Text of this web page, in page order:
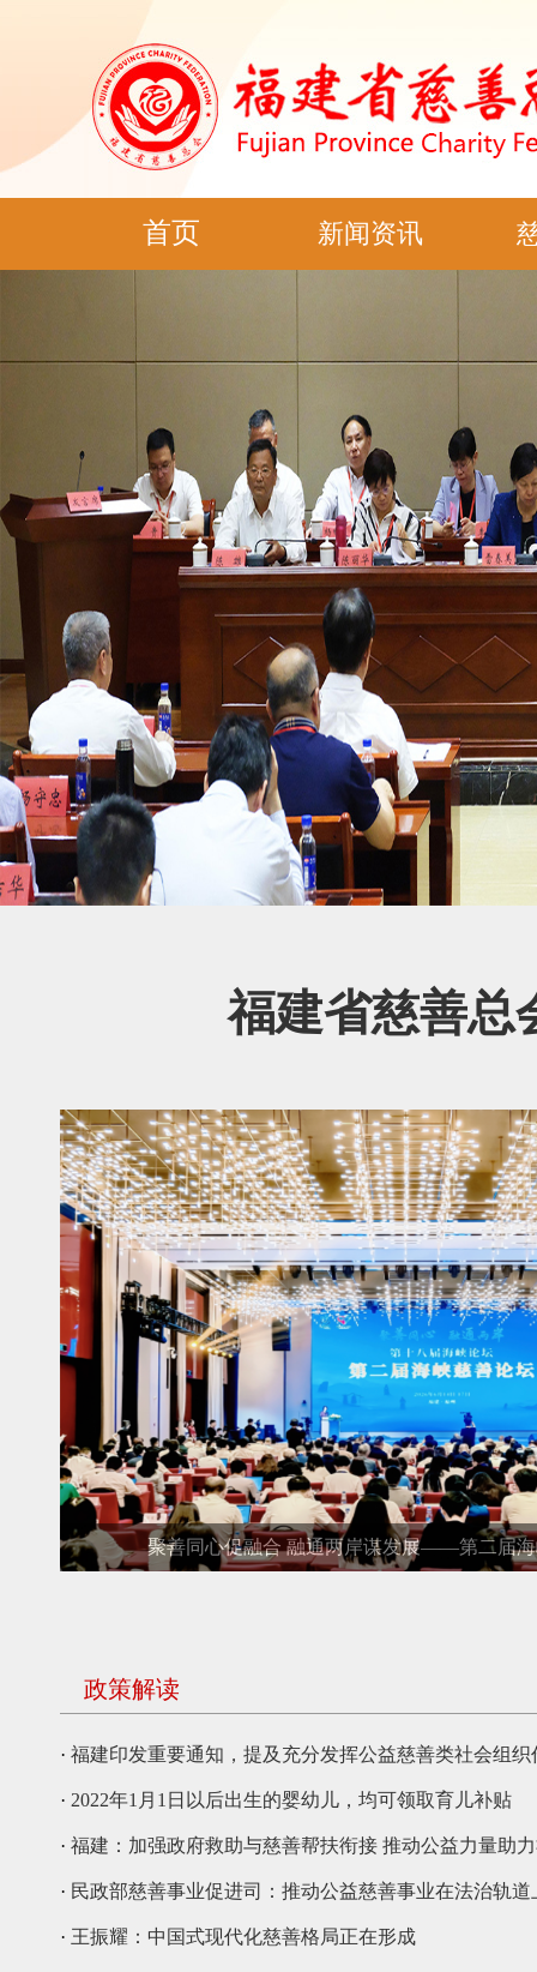
首页 新闻资讯
福建省慈善总
聚善同心促融合 融通两岸谋发展——第二届
政策解读
· 福建印发重要通知，提及充分发挥公益慈善类社会组织
· 2022年1月1日以后出生的婴幼儿，均可领取育儿补贴
· 福建：加强政府救助与慈善帮扶衔接 推动公益力量助
善
· 民政部慈善事业促进司：推动公益慈善事业在法治轨道
· 王振耀：中国式现代化慈善格局正在形成